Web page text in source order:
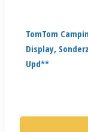
TomTom
Display,
Upd**